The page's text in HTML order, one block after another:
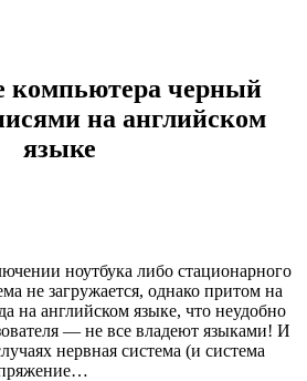
компьютера черный
на английском
языке
ноутбука либо стационарного
не загружается, однако притом на
на английском языке, что неудобно
— не все владеют языками! И
нервная система (и система